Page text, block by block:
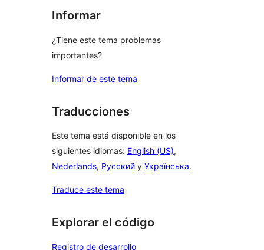
Informar
¿Tiene este tema problemas
importantes?
Informar de este tema
Traducciones
Este tema está disponible en los
siguientes idiomas: English (US),
Nederlands, Русский y Українська.
Traduce este tema
Explorar el código
Registro de desarrollo